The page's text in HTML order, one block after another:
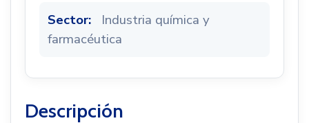
Sector:
Industria química y
farmacéutica
Descripción